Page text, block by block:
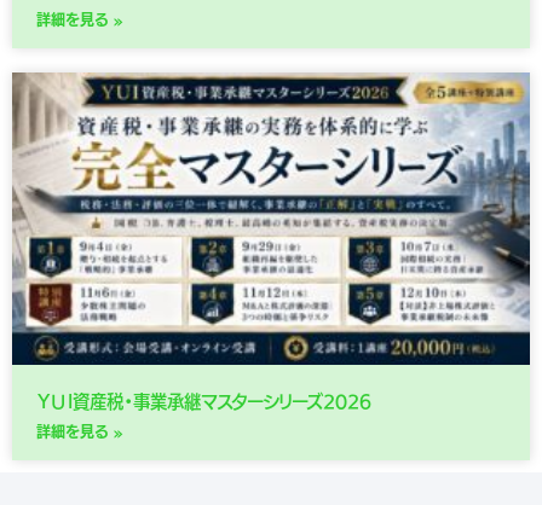
詳細を見る »
ＹＵＩ資産税・事業承継マスターシリーズ2026
詳細を見る »